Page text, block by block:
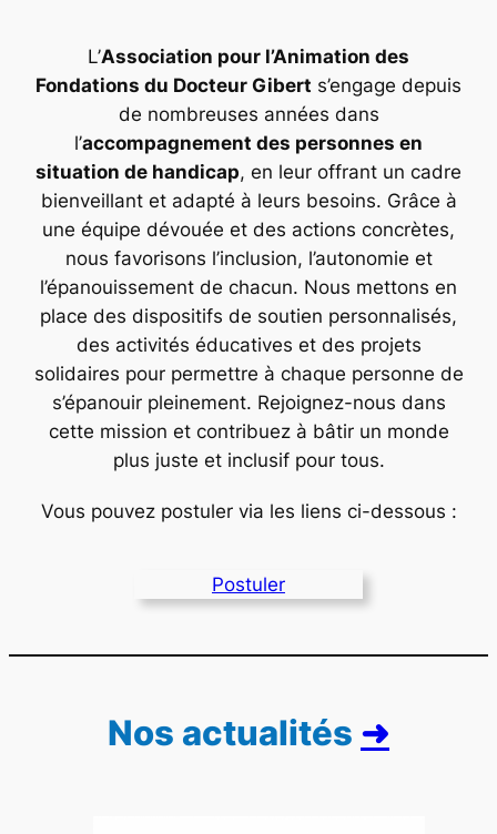
L’Association pour l’Animation des
Fondations du Docteur Gibert s’engage depuis
de nombreuses années dans
l’accompagnement des personnes en
situation de handicap, en leur offrant un cadre
bienveillant et adapté à leurs besoins. Grâce à
une équipe dévouée et des actions concrètes,
nous favorisons l’inclusion, l’autonomie et
l’épanouissement de chacun. Nous mettons en
place des dispositifs de soutien personnalisés,
des activités éducatives et des projets
solidaires pour permettre à chaque personne de
s’épanouir pleinement. Rejoignez-nous dans
cette mission et contribuez à bâtir un monde
plus juste et inclusif pour tous.
Vous pouvez postuler via les liens ci-dessous :
Postuler
Nos actualités ➜